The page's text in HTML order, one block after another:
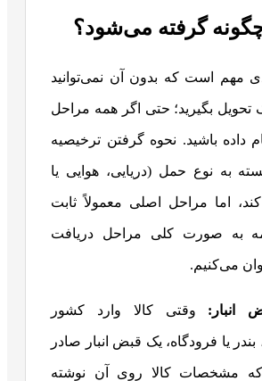
گرفته می‌شود؟
مهم است که بدون آن نمی‌‌توانید
تحویل بگیرید؛ حتی اگر همه مراحل
داده باشید. نحوه گرفتن ترخیصیه
به نوع حمل (دریایی، هوایی یا
اما مراحل اصلی معمولاً ثابت
به صورت کلی مراحل دریافت
می‌کنیم.
انبار: وقتی کالا وارد کشور
یا فرودگاه، یک قبض انبار صادر
مشخصات کالا روی آن نوشته